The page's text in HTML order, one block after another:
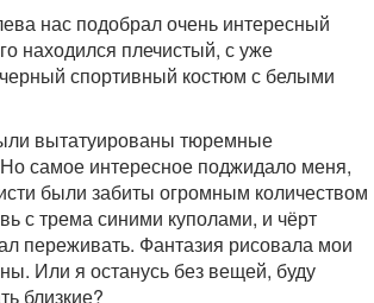
нас подобрал очень интересный
находился плечистый, с уже
спортивный костюм с белыми
вытатуированы тюремные
самое интересное поджидало меня,
были забиты огромным количеством
с трема синими куполами, и чёрт
переживать. Фантазия рисовала мои
Или я останусь без вещей, буду
близкие?